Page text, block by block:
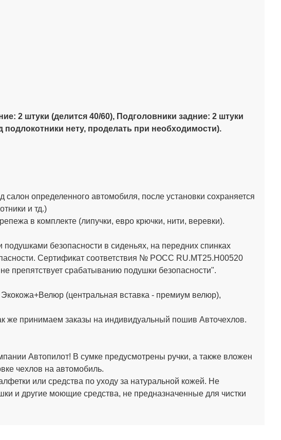
2 штуки (делится 40/60), Подголовники задние: 2 штуки
нету, проделать при необходимости).
определенного автомобиля, после установки сохраняется
и тд.)
в комплекте (липучки, евро крючки, нити, веревки).
безопасности в сиденьях, на передних спинках
Сертификат соответствия № РОСС RU.МТ25.Н00520
срабатыванию подушки безопасности".
(центральная вставка - премиум велюр),
же принимаем заказы на индивидуальный пошив Авточехлов.
Автопилот! В сумке предусмотрены ручки, а также вложен
чехлов на автомобиль.
или средства по уходу за натуральной кожей. Не
и другие моющие средства, не предназначенные для чистки